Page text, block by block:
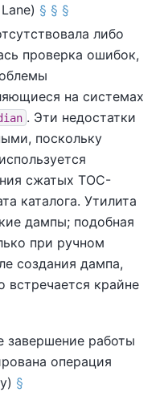
§ § §
либо
проверка ошибок,
на системах
. Эти недостатки
поскольку
сжатых TOC-
каталога. Утилита
дампы; подобная
при ручном
создания дампа,
встречается крайне
завершение работы
операция
§